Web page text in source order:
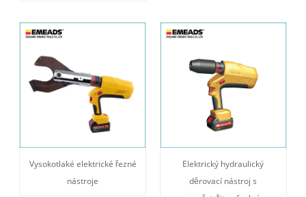
Vysokotlaké elektrické řezné
nástroje
Elektrický hydraulický
děrovací nástroj s